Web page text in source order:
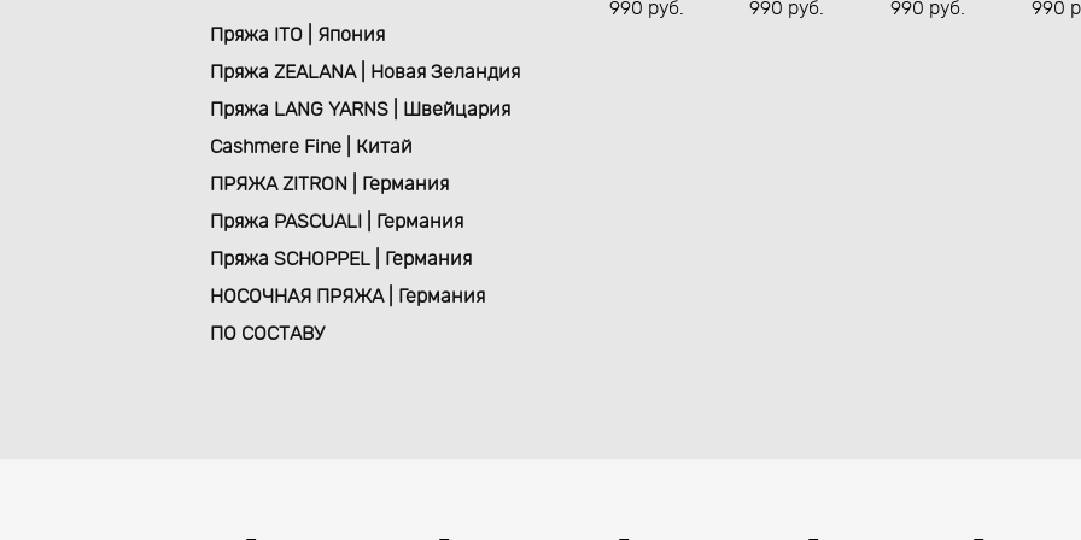
Пряжа ITO | Япония
Пряжа ZEALANA | Новая Зеландия
Пряжа LANG YARNS | Швейцария
Cashmere Fine | Китай
ПРЯЖА ZITRON | Германия
Пряжа PASCUALI | Германия
Пряжа SCHOPPEL | Германия
НОСОЧНАЯ ПРЯЖА | Германия
ПО СОСТАВУ
990 pуб.
990 pуб.
990 pуб.
990